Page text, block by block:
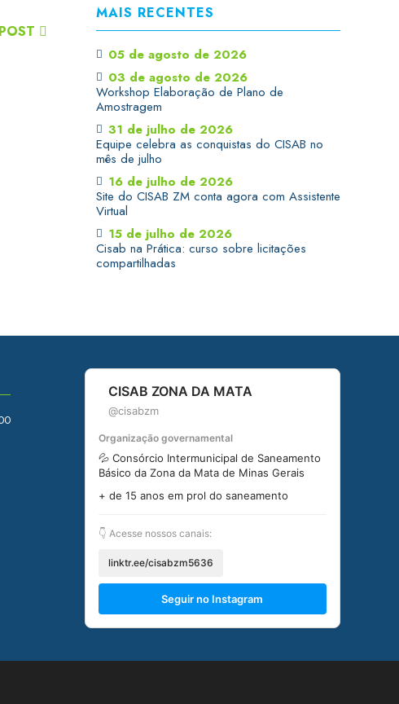
MAIS RECENTES
05 de agosto de 2026
03 de agosto de 2026
Workshop Elaboração de Plano de
Amostragem
31 de julho de 2026
Equipe celebra as conquistas do CISAB no
mês de julho
16 de julho de 2026
Site do CISAB ZM conta agora com Assistente
Virtual
15 de julho de 2026
Cisab na Prática: curso sobre licitações
compartilhadas
CISAB ZONA DA MATA
@cisabzm
Organização governamental
💦 Consórcio Intermunicipal de Saneamento
Básico da Zona da Mata de Minas Gerais
+ de 15 anos em prol do saneamento
👇 Acesse nossos canais:
linktr.ee/cisabzm5636
Seguir no Instagram